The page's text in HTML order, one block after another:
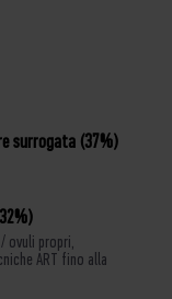
surrogata (37%)
/ ovuli propri,
ART fino alla